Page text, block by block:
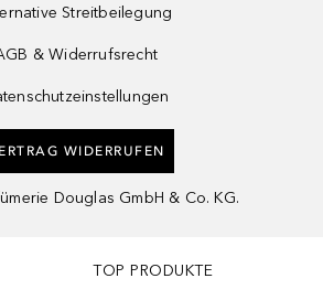
Streitbeilegung
& Widerrufsrecht
WIDERRUFEN
Douglas GmbH & Co. KG.
TOP PRODUKTE